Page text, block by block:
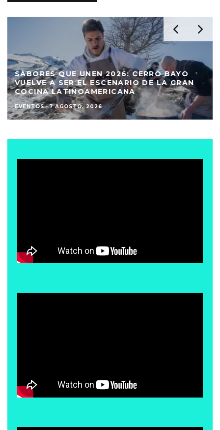
SABORES QUE UNEN 2026: CERRO BAYO
VUELVE A SER EL ESCENARIO DE LA GRAN
COCINA LATINOAMERICANA
EVENTOS · 7 AGOSTO, 2026